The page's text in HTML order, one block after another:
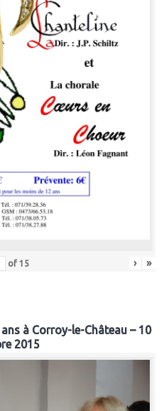
of 15 › »
à Corroy-le-Château – 10
2015